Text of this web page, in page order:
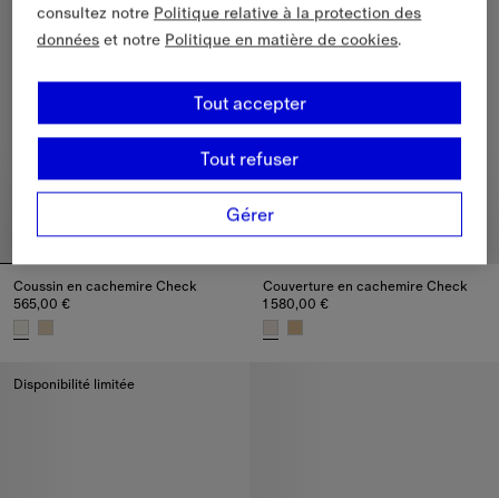
Coussin en cachemire Check
565,00 €
Couverture en cachemire Check
1 580,00 €
Disponibilité limitée
consultez notre Politique relative à la protection des
données et notre Politique en matière de cookies.
Gérer
Tout refuser
Tout accepter